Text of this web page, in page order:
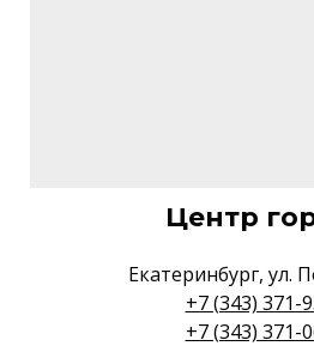
Центр
Екатеринбург, ул.
+7 (343) 371-
+7 (343) 371-